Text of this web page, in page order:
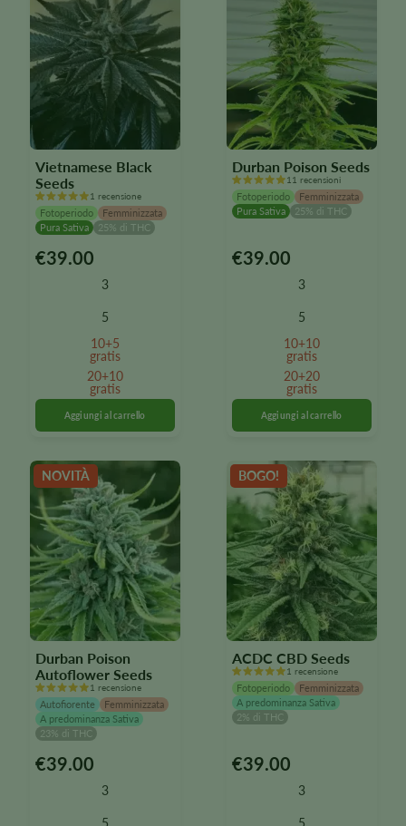
pagina
del
prodotto
pagina
prodotto
Vietnamese Black
Seeds
1 recensione
Fotoperiodo
Femminizzata
Pura Sativa
25% di THC
€39.00
3
5
10+5
gratis
20+10
gratis
Questo
opzioni
possono
selezionate
nella
pagina
del
prodotto
Durban Poison Seeds
11 recensioni
Fotoperiodo
Femminizzata
Pura Sativa
25% di THC
€39.00
3
5
10+10
gratis
20+20
gratis
Questo
opzioni
possono
selezionate
nella
pagina
del
prodotto
NOVITÀ
Durban Poison
Autoflower Seeds
1 recensione
Autofiorente
Femminizzata
A predominanza Sativa
23% di THC
€39.00
3
5
Questo
BOGO!
ACDC CBD Seeds
1 recensione
Fotoperiodo
Femminizzata
A predominanza Sativa
2% di THC
€39.00
3
5
Questo